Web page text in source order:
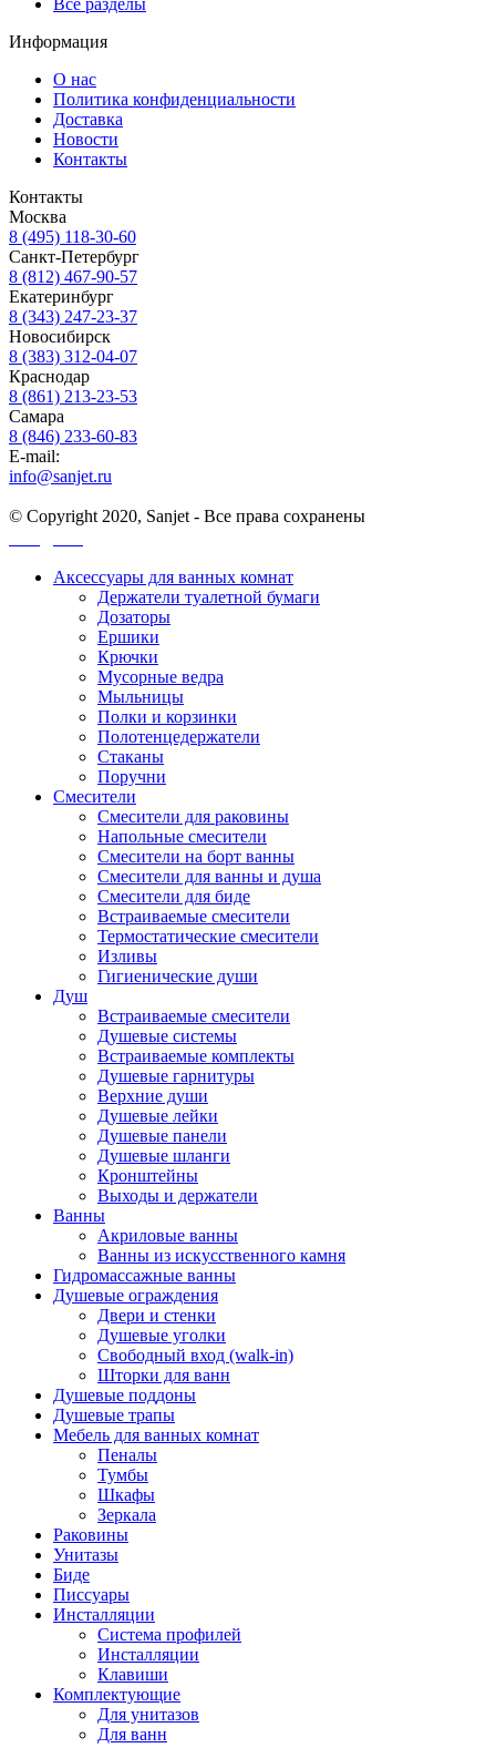
Все разделы
Информация
О нас
Политика конфиденциальности
Доставка
Новости
Контакты
Контакты
Москва
8 (495) 118-30-60
Санкт-Петербург
8 (812) 467-90-57
Екатеринбург
8 (343) 247-23-37
Новосибирск
8 (383) 312-04-07
Краснодар
8 (861) 213-23-53
Самара
8 (846) 233-60-83
E-mail:
info@sanjet.ru
© Copyright 2020, Sanjet - Все права сохранены
Аксессуары для ванных комнат
Держатели туалетной бумаги
Дозаторы
Ершики
Крючки
Мусорные ведра
Мыльницы
Полки и корзинки
Полотенцедержатели
Стаканы
Поручни
Смесители
Смесители для раковины
Напольные смесители
Смесители на борт ванны
Смесители для ванны и душа
Смесители для биде
Встраиваемые смесители
Термостатические смесители
Изливы
Гигиенические души
Душ
Встраиваемые смесители
Душевые системы
Встраиваемые комплекты
Душевые гарнитуры
Верхние души
Душевые лейки
Душевые панели
Душевые шланги
Кронштейны
Выходы и держатели
Ванны
Акриловые ванны
Ванны из искусственного камня
Гидромассажные ванны
Душевые ограждения
Двери и стенки
Душевые уголки
Свободный вход (walk-in)
Шторки для ванн
Душевые поддоны
Душевые трапы
Мебель для ванных комнат
Пеналы
Тумбы
Шкафы
Зеркала
Раковины
Унитазы
Биде
Писсуары
Инсталляции
Система профилей
Инсталляции
Клавиши
Комплектующие
Для унитазов
Для ванн